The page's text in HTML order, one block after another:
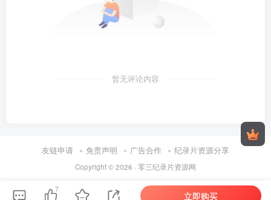
暂无评论内容
友链申请 免责声明 广告合作 纪录片资源分享
Copyright © 2026 · 零三纪录片资源网
7
立即购买